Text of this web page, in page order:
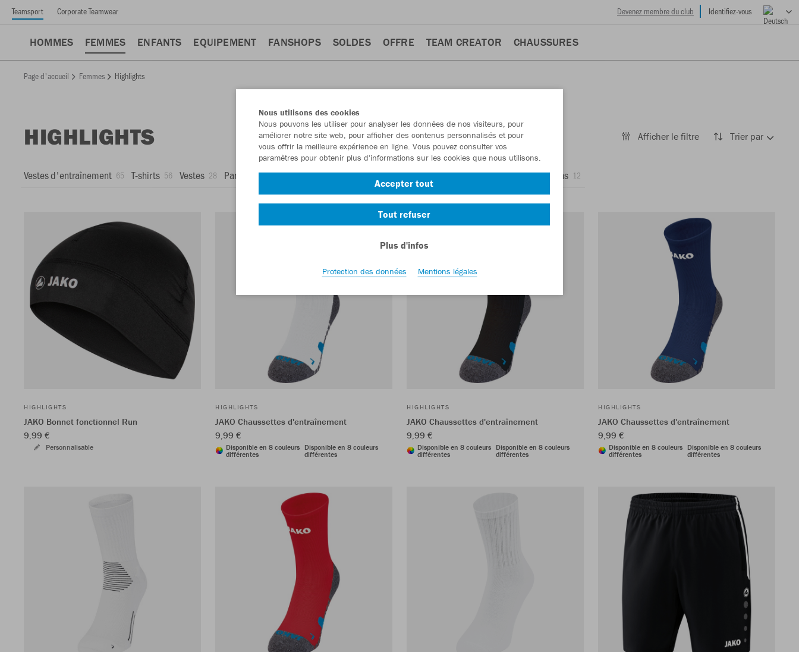
Teamsport Corporate Teamwear Devenez membre du club Identifiez-vous
HOMMES FEMMES ENFANTS EQUIPEMENT FANSHOPS SOLDES OFFRE TEAM CREATOR CHAUSSURES
Page d'accueil Femmes Highlights
HIGHLIGHTS Afficher le filtre Trier par
Vestes d'entraînement 65 T-shirts 56 Vestes 28 Pantalons d'entraînement 20 Shorts 20 Sweats 18 Polos 15 Maillots 13 Pantalons 12
HIGHLIGHTS
JAKO Bonnet fonctionnel Run
9,99 €
Personnalisable
HIGHLIGHTS
JAKO Chaussettes d'entraînement
9,99 €
Disponible en 8 couleurs
différentes
Disponible en 8 couleurs
différentes
HIGHLIGHTS
JAKO Chaussettes d'entraînement
9,99 €
Disponible en 8 couleurs
différentes
Disponible en 8 couleurs
différentes
HIGHLIGHTS
JAKO Chaussettes d'entraînement
9,99 €
Disponible en 8 couleurs
différentes
Disponible en 8 couleurs
différentes
Nous utilisons des cookies
Nous pouvons les utiliser pour analyser les données de nos visiteurs, pour
améliorer notre site web, pour afficher des contenus personnalisés et pour
vous offrir la meilleure expérience en ligne. Vous pouvez consulter vos
paramètres pour obtenir plus d'informations sur les cookies que nous utilisons.
Accepter tout
Tout refuser
Plus d'infos
Protection des données Mentions légales